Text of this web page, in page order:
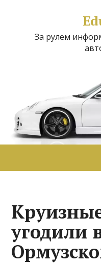
За рулем
угодили